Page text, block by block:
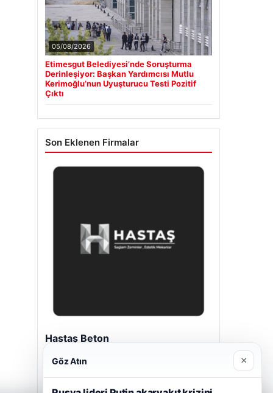
05/08/2026
Etimesgut Belediyesi’nde Soruşturma
Derinleşiyor: Başkan Yardımcısı Mutlu
Kerimoğlu’nun Uyuşturucu Testi Pozitif
Çıktı
Son Eklenen Firmalar
Hastaş Beton
Göz Atın ×